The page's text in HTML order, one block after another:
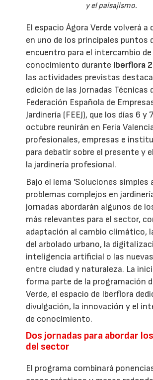
y el paisajismo.
El espacio Ágora Verde volverá
en uno de los principales puntos
encuentro para el intercambio de
conocimiento durante Iberflora
las actividades previstas
edición de las Jornadas Técnicas
Federación Española de
Jardinería (FEEJ), que los días 6 y
octubre reunirán en Feria
profesionales, empresas e
para debatir sobre el presente y
la jardinería profesional.
Bajo el lema 'Soluciones simples
problemas complejos en
jornadas abordarán algunos de
más relevantes para el sector,
adaptación al cambio climático,
del arbolado urbano, la
inteligencia artificial o las
entre ciudad y naturaleza. La
forma parte de la programación
Verde, el espacio de Iberflora
divulgación, la innovación y el
de conocimiento.
Dos jornadas para abordar
del sector
El programa combinará